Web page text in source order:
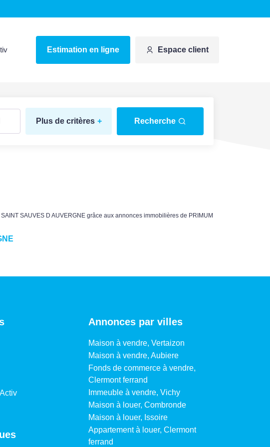
Estimation en ligne Espace client
Plus de critères + Recherche
SAUVES D AUVERGNE grâce aux annonces immobilières de PRIMUM
Annonces par villes
Maison à vendre, Vertaizon
Maison à vendre, Aubiere
Fonds de commerce à vendre,
Clermont ferrand
Immeuble à vendre, Vichy
Maison à louer, Combronde
Maison à louer, Issoire
Appartement à louer, Clermont
ferrand